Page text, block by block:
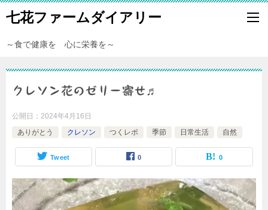
七花ファームダイアリー
～食で健康を 心に栄養を～
クレソン花のゼリー寄せ♬
公開日： 2024年4月16日
ありがとう
クレソン つくレポ 季節 日常生活 自然
Tweet 0 0